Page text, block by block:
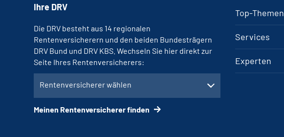
Top-Themen
Services
Experten
Ihre DRV
Die DRV besteht aus 14 regionalen
Rentenversicherern und den beiden Bundesträgern
DRV Bund und DRV KBS. Wechseln Sie hier direkt zur
Seite Ihres Rentenversicherers:
Rentenversicherer wählen
Meinen Rentenversicherer finden